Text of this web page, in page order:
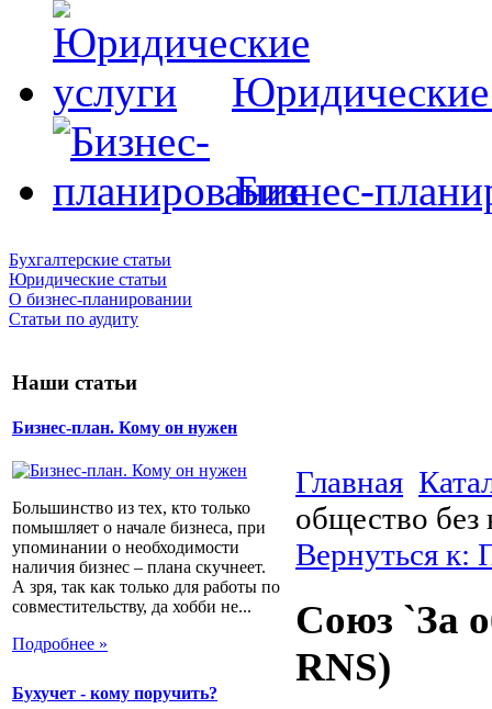
Юридические
Бизнес-
Бухгалтерские статьи
Юридические статьи
О бизнес-планировании
Статьи по аудиту
Наши статьи
Бизнес-план. Кому он нужен
Большинство из тех, кто только
помышляет о начале бизнеса, при
упоминании о необходимости
наличия бизнес – плана скучнеет.
А зря, так как только для работы по
совместительству, да хобби не...
Подробнее »
Бухучет - кому поручить?
Главная
общество без
Вернуться к:
Союз `За
RNS)